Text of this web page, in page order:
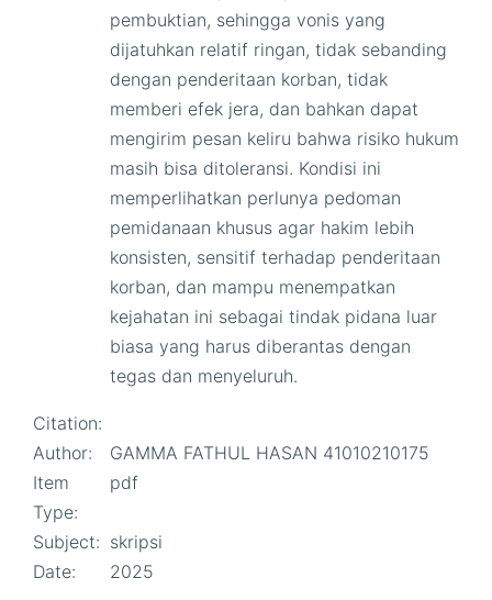
pembuktian, sehingga vonis yang
dijatuhkan relatif ringan, tidak sebanding
dengan penderitaan korban, tidak
memberi efek jera, dan bahkan dapat
mengirim pesan keliru bahwa risiko hukum
masih bisa ditoleransi. Kondisi ini
memperlihatkan perlunya pedoman
pemidanaan khusus agar hakim lebih
konsisten, sensitif terhadap penderitaan
korban, dan mampu menempatkan
kejahatan ini sebagai tindak pidana luar
biasa yang harus diberantas dengan
tegas dan menyeluruh.
Citation:
Author:
GAMMA FATHUL HASAN 41010210175
Item
Type:
pdf
Subject: skripsi
Date:
2025